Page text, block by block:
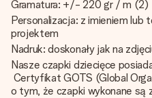
Gramatura: +/- 220 gr / m (2)
Personalizacja: z imieniem
projektem
Nadruk: doskonały jak na
Nasze czapki dziecięce
Certyfikat GOTS (Global
o tym, że czapki wykonane są